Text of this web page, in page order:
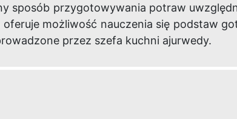
sposób przygotowywania potraw
możliwość nauczenia się podstaw
przez szefa kuchni ajurwedy.